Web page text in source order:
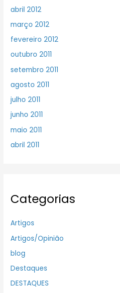
abril 2012
março 2012
fevereiro 2012
outubro 2011
setembro 2011
agosto 2011
julho 2011
junho 2011
maio 2011
abril 2011
Categorias
Artigos
Artigos/Opinião
blog
Destaques
DESTAQUES